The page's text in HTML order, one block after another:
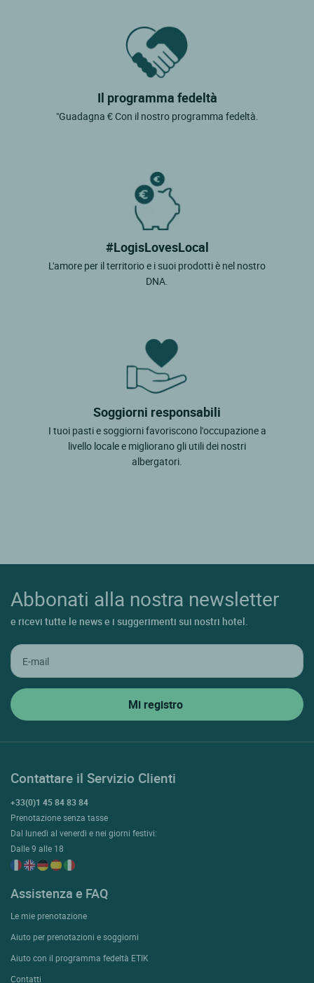
Il programma fedeltà
"Guadagna € Con il nostro programma fedeltà.
#LogisLovesLocal
L'amore per il territorio e i suoi prodotti è nel nostro
DNA.
Soggiorni responsabili
I tuoi pasti e soggiorni favoriscono l'occupazione a
livello locale e migliorano gli utili dei nostri
albergatori.
Abbonati alla nostra newsletter
e ricevi tutte le news e i suggerimenti sui nostri hotel.
Contattare il Servizio Clienti
+33(0)1 45 84 83 84
Prenotazione senza tasse
Dal lunedì al venerdì e nei giorni festivi:
Dalle 9 alle 18
Assistenza e FAQ
Le mie prenotazione
Aiuto per prenotazioni e soggiorni
Aiuto con il programma fedeltà ETIK
Contatti